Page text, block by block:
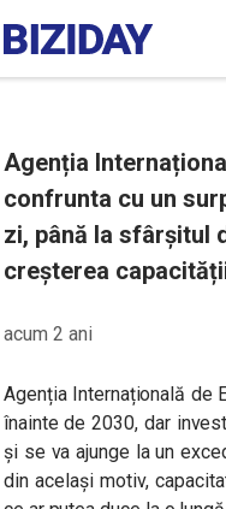
Agenția
confrunta cu un
zi, până la sfârșitul
creșterea
acum 2 ani
Agenția Internațională de
înainte de 2030, dar
și se va ajunge la un
din același motiv,